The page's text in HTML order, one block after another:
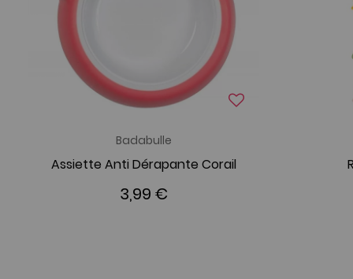
Badabulle
Assiette Anti Dérapante Corail
3,99 €